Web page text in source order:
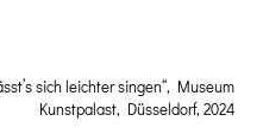
sich leichter singen“, Museum
Kunstpalast, Düsseldorf, 2024